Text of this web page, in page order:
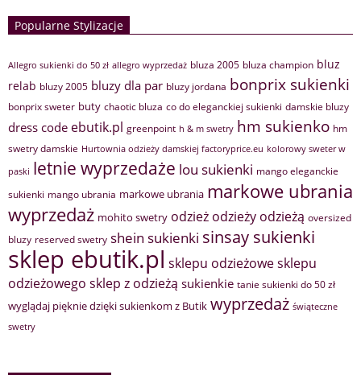
Popularne Stylizacje
Allegro sukienki do 50 zł allegro wyprzedaż bluza 2005 bluza champion bluz
relab bluzy 2005 bluzy dla par bluzy jordana bonprix sukienki
bonprix sweter buty chaotic bluza co do eleganckiej sukienki damskie bluzy
dress code ebutik.pl greenpoint h & m swetry hm sukienko hm
swetry damskie Hurtownia odzieży damskiej factoryprice.eu kolorowy sweter w
paski letnie wyprzedaże lou sukienki mango eleganckie
sukienki mango ubrania markowe ubrania markowe ubrania
wyprzedaż mohito swetry odzież odzieży odzieżą oversized
bluzy reserved swetry shein sukienki sinsay sukienki
sklep ebutik.pl sklepu odzieżowesklepu
odzieżowego sklep z odzieżą sukienkie tanie sukienki do 50 zł
wyglądaj pięknie dzięki sukienkom z Butik wyprzedaż świąteczne
swetry